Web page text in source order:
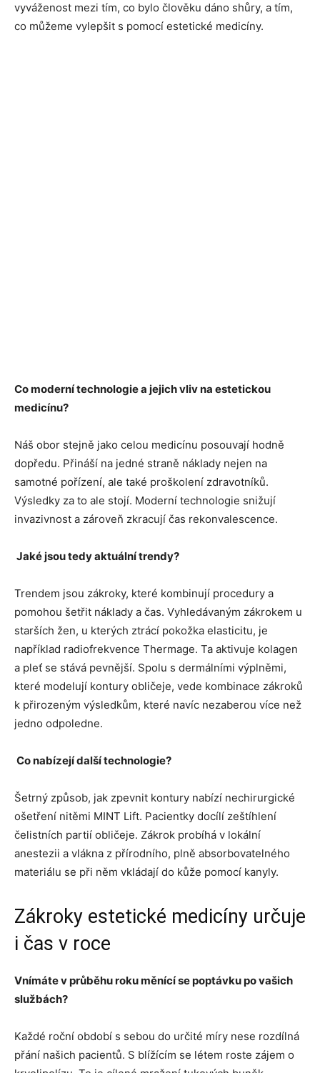
vyváženost mezi tím, co bylo člověku dáno shůry, a tím,
co můžeme vylepšit s pomocí estetické medicíny.
Co moderní technologie a jejich vliv na estetickou
medicínu?
Náš obor stejně jako celou medicínu posouvají hodně
dopředu. Přináší na jedné straně náklady nejen na
samotné pořízení, ale také proškolení zdravotníků.
Výsledky za to ale stojí. Moderní technologie snižují
invazivnost a zároveň zkracují čas rekonvalescence.
Jaké jsou tedy aktuální trendy?
Trendem jsou zákroky, které kombinují procedury a
pomohou šetřit náklady a čas. Vyhledávaným zákrokem u
starších žen, u kterých ztrácí pokožka elasticitu, je
například radiofrekvence Thermage. Ta aktivuje kolagen
a pleť se stává pevnější. Spolu s dermálními výplněmi,
které modelují kontury obličeje, vede kombinace zákroků
k přirozeným výsledkům, které navíc nezaberou více než
jedno odpoledne.
Co nabízejí další technologie?
Šetrný způsob, jak zpevnit kontury nabízí nechirurgické
ošetření nitěmi MINT Lift. Pacientky docílí zeštíhlení
čelistních partií obličeje. Zákrok probíhá v lokální
anestezii a vlákna z přírodního, plně absorbovatelného
materiálu se při něm vkládají do kůže pomocí kanyly.
Zákroky estetické medicíny určuje
i čas v roce
Vnímáte v průběhu roku měnící se poptávku po vašich
službách?
Každé roční období s sebou do určité míry nese rozdílná
přání našich pacientů. S blížícím se létem roste zájem o